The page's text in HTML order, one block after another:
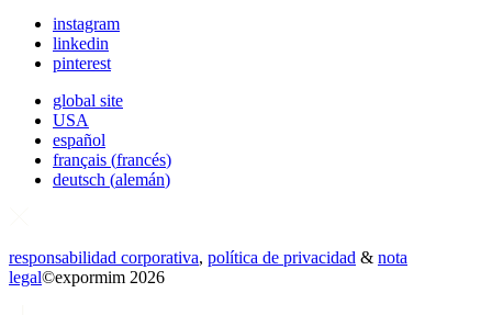
instagram
linkedin
pinterest
global site
USA
español
français (francés)
deutsch (alemán)
responsabilidad corporativa, política de privacidad & nota
legal©expormim 2026